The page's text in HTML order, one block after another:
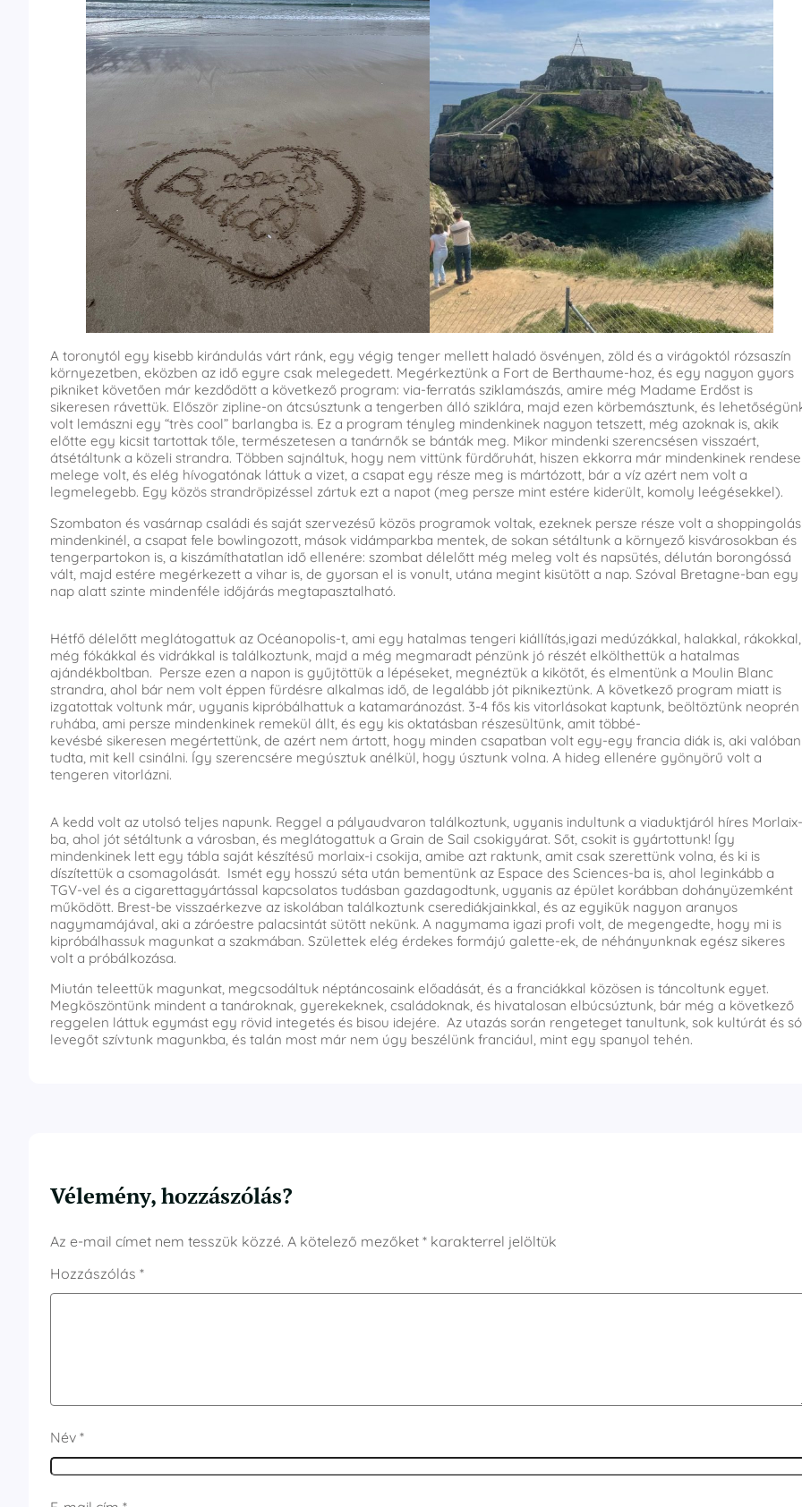
A toronytól egy kisebb kirándulás várt ránk, egy végig tenger mellett haladó ösvényen, zöld és a virágoktól rózsaszín
környezetben, eközben az idő egyre csak melegedett. Megérkeztünk a Fort de Berthaume-hoz, és egy nagyon gyors
pikniket követően már kezdődött a következő program: via-ferratás sziklamászás, amire még Madame Erdőst is
sikeresen rávettük. Először zipline-on átcsúsztunk a tengerben álló sziklára, majd ezen körbemásztunk, és
volt lemászni egy “très cool” barlangba is. Ez a program tényleg mindenkinek nagyon tetszett, még azoknak is, akik
előtte egy kicsit tartottak tőle, természetesen a tanárnők se bánták meg. Mikor mindenki szerencsésen visszaért,
átsétáltunk a közeli strandra. Többen sajnáltuk, hogy nem vittünk fürdőruhát, hiszen ekkorra már mindenkinek
melege volt, és elég hívogatónak láttuk a vizet, a csapat egy része meg is mártózott, bár a víz azért nem volt a
legmelegebb. Egy közös strandröpizéssel zártuk ezt a napot (meg persze mint estére kiderült, komoly leégésekkel).
Szombaton és vasárnap családi és saját szervezésű közös programok voltak, ezeknek persze része volt a shoppingolás
mindenkinél, a csapat fele bowlingozott, mások vidámparkba mentek, de sokan sétáltunk a környező kisvárosokban és
tengerpartokon is, a kiszámíthatatlan idő ellenére: szombat délelőtt még meleg volt és napsütés, délután borongóssá
vált, majd estére megérkezett a vihar is, de gyorsan el is vonult, utána megint kisütött a nap. Szóval Bretagne-ban egy
nap alatt szinte mindenféle időjárás megtapasztalható.
Hétfő délelőtt meglátogattuk az Océanopolis-t, ami egy hatalmas tengeri kiállítás,igazi medúzákkal, halakkal, rákokkal,
még fókákkal és vidrákkal is találkoztunk, majd a még megmaradt pénzünk jó részét elkölthettük a hatalmas
ajándékboltban. Persze ezen a napon is gyűjtöttük a lépéseket, megnéztük a kikötőt, és elmentünk a Moulin Blanc
strandra, ahol bár nem volt éppen fürdésre alkalmas idő, de legalább jót piknikeztünk. A következő program miatt is
izgatottak voltunk már, ugyanis kipróbálhattuk a katamaránozást. 3-4 fős kis vitorlásokat kaptunk, beöltöztünk neoprén
ruhába, ami persze mindenkinek remekül állt, és egy kis oktatásban részesültünk, amit többé-
kevésbé sikeresen megértettünk, de azért nem ártott, hogy minden csapatban volt egy-egy francia diák is, aki valóban
tudta, mit kell csinálni. Így szerencsére megúsztuk anélkül, hogy úsztunk volna. A hideg ellenére gyönyörű volt a
tengeren vitorlázni.
A kedd volt az utolsó teljes napunk. Reggel a pályaudvaron találkoztunk, ugyanis indultunk a viaduktjáról híres Morlaix-
ba, ahol jót sétáltunk a városban, és meglátogattuk a Grain de Sail csokigyárat. Sőt, csokit is gyártottunk! Így
mindenkinek lett egy tábla saját készítésű morlaix-i csokija, amibe azt raktunk, amit csak szerettünk volna, és ki is
díszítettük a csomagolását. Ismét egy hosszú séta után bementünk az Espace des Sciences-ba is, ahol leginkább a
TGV-vel és a cigarettagyártással kapcsolatos tudásban gazdagodtunk, ugyanis az épület korábban dohányüzemként
működött. Brest-be visszaérkezve az iskolában találkoztunk cserediákjainkkal, és az egyikük nagyon aranyos
nagymamájával, aki a záróestre palacsintát sütött nekünk. A nagymama igazi profi volt, de megengedte, hogy mi is
kipróbálhassuk magunkat a szakmában. Születtek elég érdekes formájú galette-ek, de néhányunknak egész sikeres
volt a próbálkozása.
Miután teleettük magunkat, megcsodáltuk néptáncosaink előadását, és a franciákkal közösen is táncoltunk egyet.
Megköszöntünk mindent a tanároknak, gyerekeknek, családoknak, és hivatalosan elbúcsúztunk, bár még a következő
reggelen láttuk egymást egy rövid integetés és bisou idejére. Az utazás során rengeteget tanultunk, sok kultúrát és
levegőt szívtunk magunkba, és talán most már nem úgy beszélünk franciául, mint egy spanyol tehén.
Vélemény, hozzászólás?
Az e-mail címet nem tesszük közzé. A kötelező mezőket * karakterrel jelöltük
Hozzászólás *
Név *